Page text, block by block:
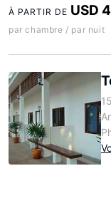
À PARTIR DE USD
par chambre / par nuit